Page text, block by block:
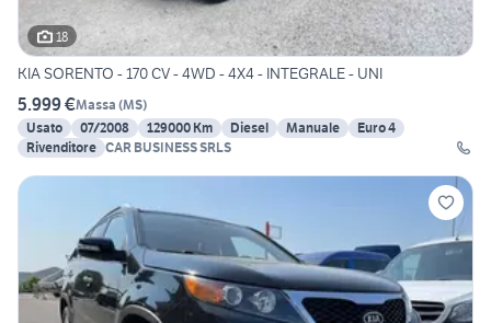
18
KIA SORENTO - 170 CV - 4WD - 4X4 - INTEGRALE - UNI
5.999 €Massa (MS)
Usato
07/2008 129000 Km Diesel Manuale
Euro 4
Rivenditore CAR BUSINESS SRLS